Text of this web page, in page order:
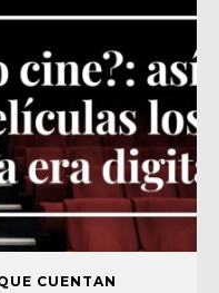
CUENTAN